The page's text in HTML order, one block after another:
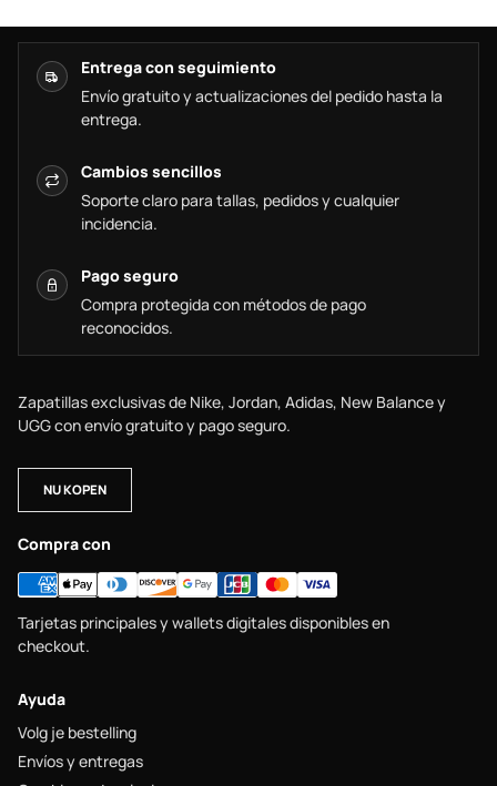
Entrega con seguimiento
Envío gratuito y actualizaciones del pedido hasta la
entrega.
Cambios sencillos
Soporte claro para tallas, pedidos y cualquier
incidencia.
Pago seguro
Compra protegida con métodos de pago
reconocidos.
Zapatillas exclusivas de Nike, Jordan, Adidas, New Balance y
UGG con envío gratuito y pago seguro.
NU KOPEN
Compra con
Tarjetas principales y wallets digitales disponibles en
checkout.
Ayuda
Volg je bestelling
Envíos y entregas